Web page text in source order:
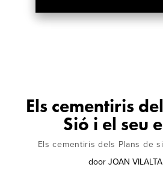
Els cementiris
Sió i el seu
Els cementiris dels Plans de
door JOAN